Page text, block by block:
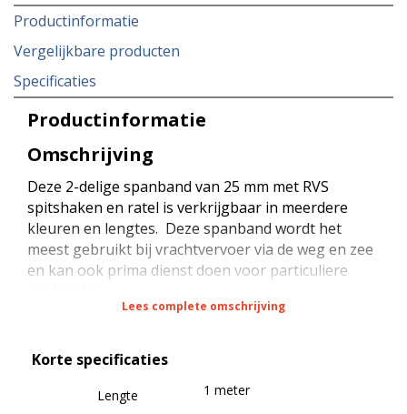
Productinformatie
Vergelijkbare producten
Specificaties
Productinformatie
Omschrijving
Deze 2-delige spanband van 25 mm met RVS
spitshaken en ratel is verkrijgbaar in meerdere
kleuren en lengtes. Deze spanband wordt het
meest gebruikt bij vrachtvervoer via de weg en zee
en kan ook prima dienst doen voor particuliere
rondsjorren (omsnoeren) en een sterkte van 75
daN (STF) bij kracht zekeren (neerbinden). De
spanband is voorzien van een RVS ratel met een
Lees complete omschrijving
Korte specificaties
Lengte 1 meter